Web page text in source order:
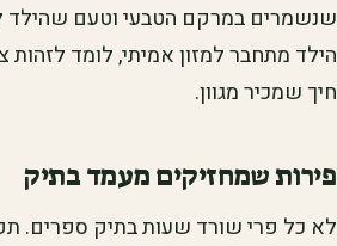
שנשמרים במרקם הטבעי וטעם שהילד
הילד מתחבר למזון אמיתי, לומד לזהות
חיך שמכיר מגוון.
פירות שמחזיקים מעמד בתיק
לא כל פרי שורד שעות בתיק ספרים.